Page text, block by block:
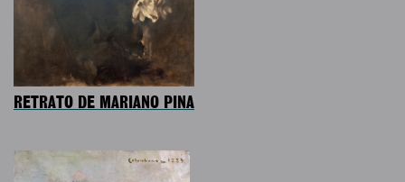
RETRATO DE MARIANO PINA